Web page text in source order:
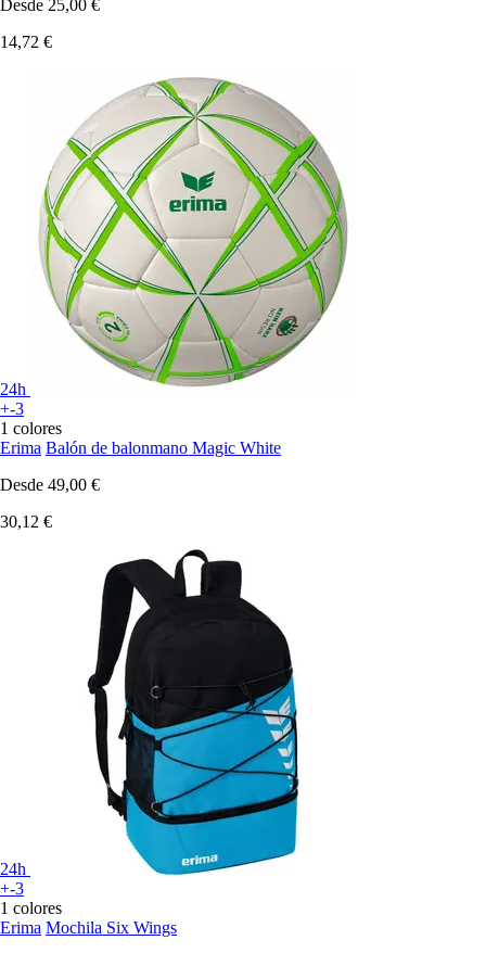
Desde 25,00 €
14,72 €
24h
+-3
1 colores
Erima Balón de balonmano Magic White
Desde 49,00 €
30,12 €
24h
+-3
1 colores
Erima Mochila Six Wings